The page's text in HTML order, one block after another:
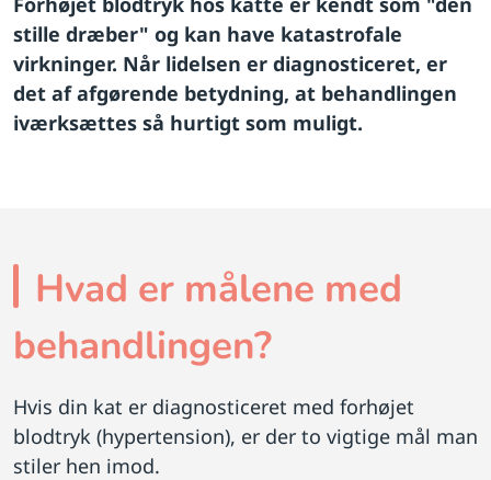
stille dræber" og kan have katastrofale
virkninger. Når lidelsen er diagnosticeret, er
det af afgørende betydning, at behandlingen
iværksættes så hurtigt som muligt.
Hvad er målene med
behandlingen?
Hvis din kat er diagnosticeret med forhøjet
blodtryk (hypertension), er der to vigtige mål man
stiler hen imod.